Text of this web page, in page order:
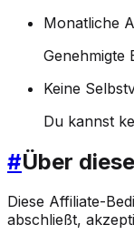
Monatliche
Genehmigte
Keine
Du kannst
#Über
Diese Affiliate-
abschließt,